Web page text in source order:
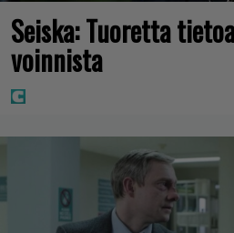
Seiska: Tuoretta
voinnista